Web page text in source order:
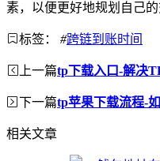
素，以便更好地规划自己的
标签： #跨链到账时间
上一篇tp下载入口-解决
下一篇tp苹果下载流程-
相关文章